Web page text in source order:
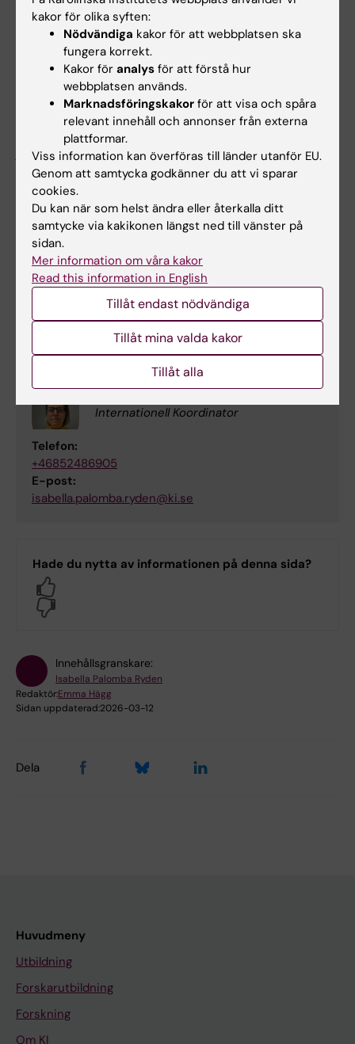
slutförda senast den 30 juni 2027.
Urval
Urvalet kommer att baseras på vetenskaplig
kvalitet, genomförbarhet och utsikter för
långsiktigt samarbete. Ansökningar från
juniorforskare är särskilt välkomna.
Ansökningarna kommer att utvärderas av en
utvärderingskommitté.
Internationaliseringsnämnden kommer
därefter att besluta vilka ansökningar som ska
finansieras.
Isabella Palomba Ryden
Internationell Koordinator
Telefon:
+46852486905
E-post:
isabella.palomba.ryden@ki.se
Hade du nytta av informationen på denna sida?
Innehållsgranskare:
Isabella Palomba Ryden
Redaktör:Emma Hägg
Sidan uppdaterad:2026-03-12
Dela
Huvudmeny
Utbildning
Forskarutbildning
Forskning
Om KI
kakor för olika syften:
Nödvändiga kakor för att webbplatsen ska
fungera korrekt.
Kakor för analys för att förstå hur
webbplatsen används.
Marknadsföringskakor för att visa och spåra
relevant innehåll och annonser från externa
plattformar.
Viss information kan överföras till länder utanför EU.
Genom att samtycka godkänner du att vi sparar
cookies.
Du kan när som helst ändra eller återkalla ditt
samtycke via kakikonen längst ned till vänster på
sidan.
Mer information om våra kakor
Read this information in English
Tillåt endast nödvändiga
Tillåt mina valda kakor
Tillåt alla